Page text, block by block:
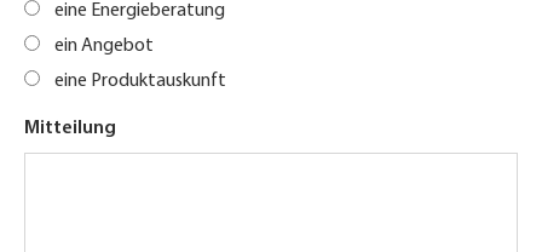
eine Energieberatung
ein Angebot
eine Produktauskunft
Mitteilung